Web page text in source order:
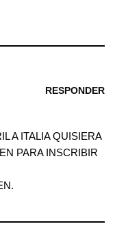
RESPONDER
A ITALIA QUISIERA
PARA INSCRIBIR